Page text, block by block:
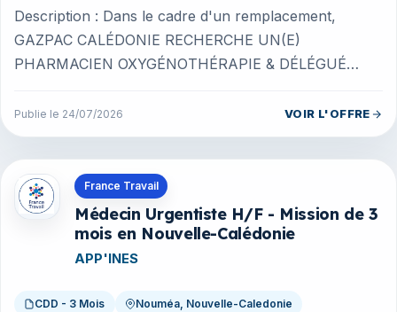
Description : Dans le cadre d'un remplacement,
GAZPAC CALÉDONIE RECHERCHE UN(E)
PHARMACIEN OXYGÉNOTHÉRAPIE & DÉLÉGUÉ
Unit...
Publie le 24/07/2026 VOIR L'OFFRE
France Travail
Médecin Urgentiste H/F - Mission de 3
mois en Nouvelle-Calédonie
APP'INES
CDD - 3 Mois Nouméa, Nouvelle-Caledonie
Offres en Nouvelle-Caledonie